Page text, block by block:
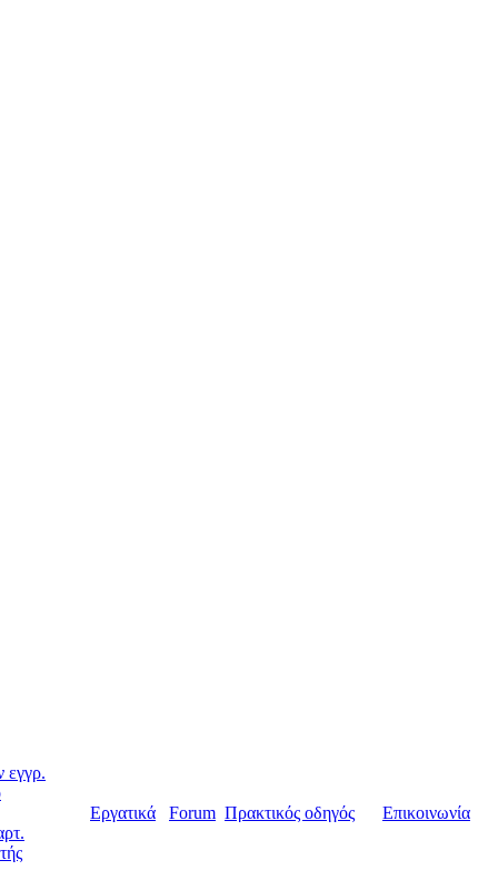
εγγρ.
Εργατικά Forum Πρακτικός οδηγός Επικοινωνία